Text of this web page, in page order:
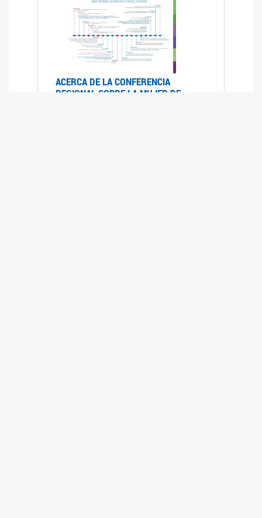
ACERCA DE LA CONFERENCIA
REGIONAL SOBRE LA MUJER DE